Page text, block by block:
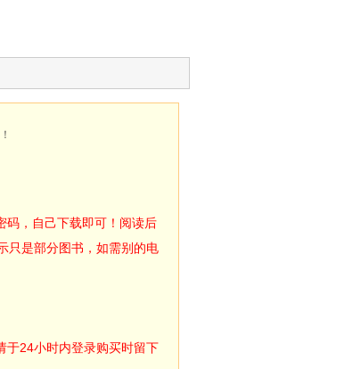
码，自己下载即可！阅读后
只是部分图书，如需别的电
于24小时内登录购买时留下